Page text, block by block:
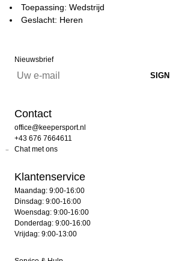
Toepassing: Wedstrijd
Geslacht: Heren
Nieuwsbrief
Contact
office@keepersport.nl
+43 676 7664611
Chat met ons
Klantenservice
Maandag: 9:00-16:00
Dinsdag: 9:00-16:00
Woensdag: 9:00-16:00
Donderdag: 9:00-16:00
Vrijdag: 9:00-13:00